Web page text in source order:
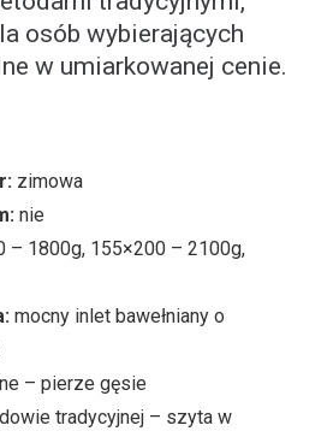
osób wybierających
w umiarkowanej cenie.
zimowa
nie
– 1800g, 155×200 – 2100g,
mocny inlet bawełniany o
– pierze gęsie
tradycyjnej – szyta w